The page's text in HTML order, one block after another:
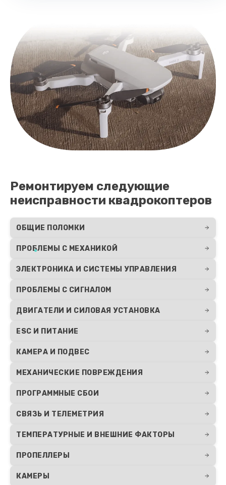
Ремонтируем следующие
неисправности квадрокоптеров
ОБЩИЕ ПОЛОМКИ
ПРОБЛЕМЫ С МЕХАНИКОЙ
ЭЛЕКТРОНИКА И СИСТЕМЫ УПРАВЛЕНИЯ
ПРОБЛЕМЫ С СИГНАЛОМ
ДВИГАТЕЛИ И СИЛОВАЯ УСТАНОВКА
ESC И ПИТАНИЕ
КАМЕРА И ПОДВЕС
МЕХАНИЧЕСКИЕ ПОВРЕЖДЕНИЯ
ПРОГРАММНЫЕ СБОИ
СВЯЗЬ И ТЕЛЕМЕТРИЯ
ТЕМПЕРАТУРНЫЕ И ВНЕШНИЕ ФАКТОРЫ
ПРОПЕЛЛЕРЫ
КАМЕРЫ